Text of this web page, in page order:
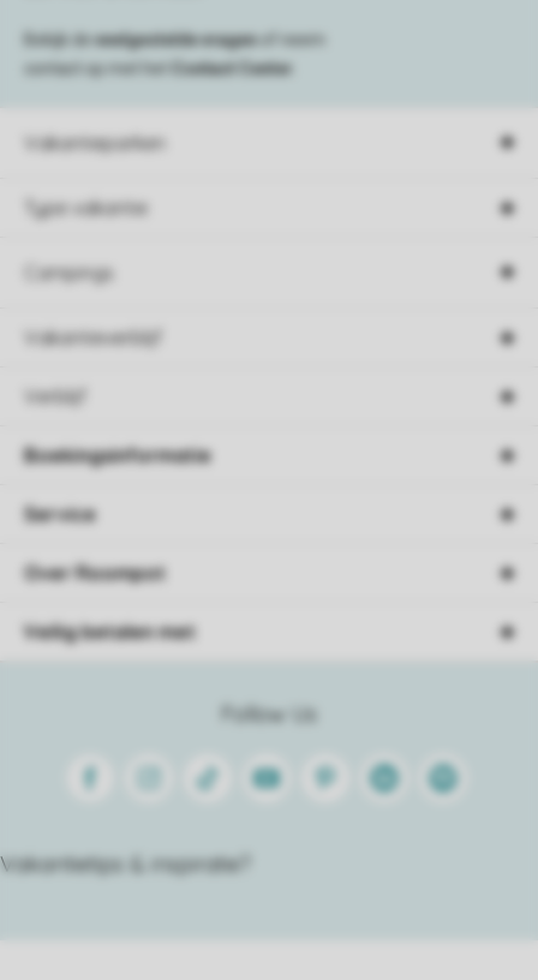
Vakantieparken
Type vakantie
Campings
Vakantieverblijf
Verblijf
Bekijk de veelgestelde vragen
of neem
contact op met het
Contact Center
Follow Us
FacebookInstagram
Tiktok Youtube PinterestLinkedinSpotify
Vakantietips & inspiratie?
Boekingsinformatie
Service
Over Roompot
Veilig betalen met